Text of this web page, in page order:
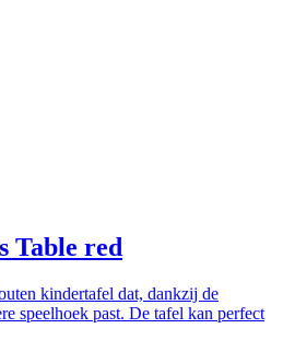
Table red
kindertafel dat, dankzij de
speelhoek past. De tafel kan perfect